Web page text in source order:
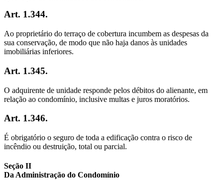
Art. 1.344.
Ao proprietário do terraço de cobertura incumbem as despesas da
sua conservação, de modo que não haja danos às unidades
imobiliárias inferiores.
Art. 1.345.
O adquirente de unidade responde pelos débitos do alienante, em
relação ao condomínio, inclusive multas e juros moratórios.
Art. 1.346.
É obrigatório o seguro de toda a edificação contra o risco de
incêndio ou destruição, total ou parcial.
Seção II
Da Administração do Condomínio